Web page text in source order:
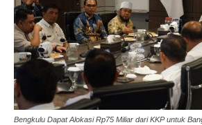
Bengkulu Dapat Alokasi Rp75 Miliar dari KKP untuk